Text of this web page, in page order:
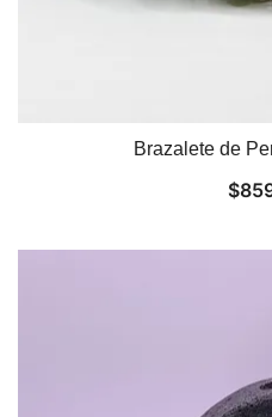
Brazalete de
$